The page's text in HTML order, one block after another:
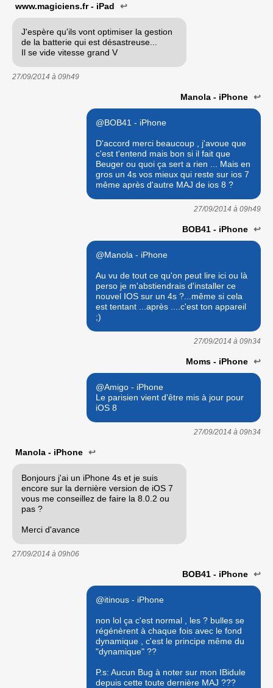
www.magiciens.fr - iPad ↩
J'espère qu'ils vont optimiser la gestion
de la batterie qui est désastreuse...
Il se vide vitesse grand V
27/09/2014 à 09h49
Manola - iPhone ↩
@BOB41 - iPhone
D'accord merci beaucoup , j'avoue que
c'est t'entend mais bon si il fait que
Beuger ou quoi ça sert a rien ... Mais en
gros un 4s vos mieux qui reste sur ios 7
même après d'autre MAJ de ios 8 ?
27/09/2014 à 09h49
BOB41 - iPhone ↩
@Manola - iPhone
Au vu de tout ce qu'on peut lire ici ou là
perso je m'abstiendrais d'installer ce
nouvel IOS sur un 4s ?...même si cela
est tentant ...après ....c'est ton appareil
;)
27/09/2014 à 09h34
Moms - iPhone ↩
@Amigo - iPhone
Le parisien vient d'être mis à jour pour
iOS 8
27/09/2014 à 09h34
Manola - iPhone ↩
Bonjours j'ai un iPhone 4s et je suis
encore sur la dernière version de iOS 7
vous me conseillez de faire la 8.0.2 ou
pas ?
Merci d'avance
27/09/2014 à 09h06
BOB41 - iPhone ↩
@itinous - iPhone
non lol ça c'est normal , les ? bulles se
régénèrent à chaque fois avec le fond
dynamique , c'est le principe même du
"dynamique" ??
P.s: Aucun Bug à noter sur mon IBidule
depuis cette toute dernière MAJ ???